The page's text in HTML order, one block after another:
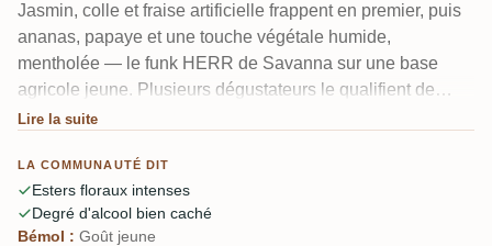
Jasmin, colle et fraise artificielle frappent en premier, puis
ananas, papaye et une touche végétale humide,
mentholée — le funk HERR de Savanna sur une base
agricole jeune. Plusieurs dégustateurs le qualifient de
"véritable animal spécial", différent de tout ce qu'ils ont
de plus en fût pour arrondir les angles vifs et résineux. Les
61,9 % d'alcool se font à peine sentir.
Lire la suite
LA COMMUNAUTÉ DIT
Esters floraux intenses
Degré d'alcool bien caché
Bémol : Goût jeune